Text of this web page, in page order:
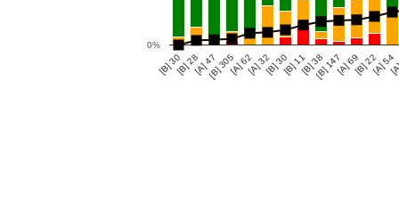
[B] 30[B] 28[A] 47[B] 305[A] 62[A] 32[B] 30[B] 11[B] 38[B] 147[A] 69[B] 22[A] 54
0%